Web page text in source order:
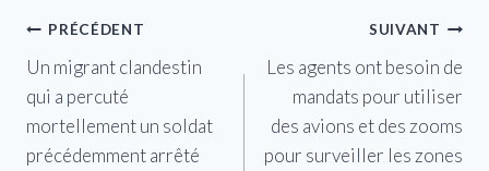
Navigation
de
l’article
PRÉCÉDENT
Un migrant clandestin
qui a percuté
mortellement un soldat
précédemment arrêté
SUIVANT
Les agents ont besoin de
mandats pour utiliser
des avions et des zooms
pour surveiller les zones